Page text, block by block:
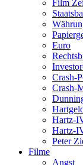
Film
Euro
Crash-
Crash-
Hartz-
Hartz-
Peter
Filme
Angst